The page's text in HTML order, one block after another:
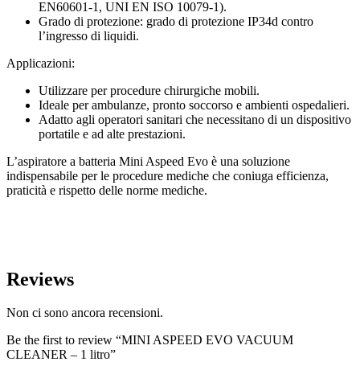
EN60601-1, UNI EN ISO 10079-1).
Grado di protezione: grado di protezione IP34d contro
l’ingresso di liquidi.
Applicazioni:
Utilizzare per procedure chirurgiche mobili.
Ideale per ambulanze, pronto soccorso e ambienti ospedalieri.
Adatto agli operatori sanitari che necessitano di un dispositivo
portatile e ad alte prestazioni.
L’aspiratore a batteria Mini Aspeed Evo è una soluzione
indispensabile per le procedure mediche che coniuga efficienza,
praticità e rispetto delle norme mediche.
Reviews
Non ci sono ancora recensioni.
Be the first to review “MINI ASPEED EVO VACUUM
CLEANER – 1 litro”